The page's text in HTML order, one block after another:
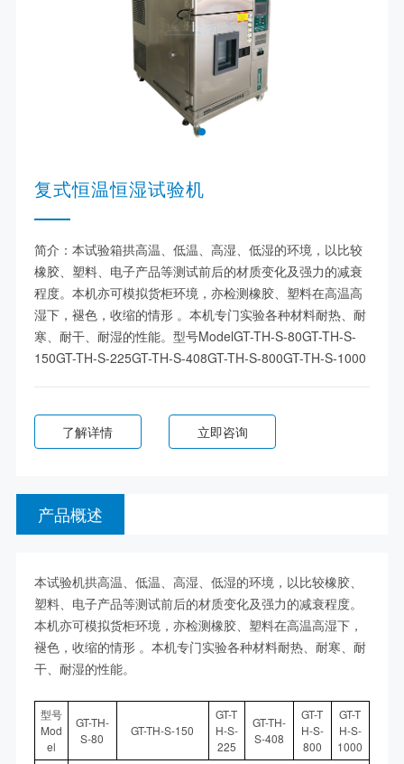
复式恒温恒湿试验机
简介：本试验箱拱高温、低温、高湿、低湿的环境，以比较
橡胶、塑料、电子产品等测试前后的材质变化及强力的减衰
程度。本机亦可模拟货柜环境，亦检测橡胶、塑料在高温高
湿下，褪色，收缩的情形 。本机专门实验各种材料耐热、耐
寒、耐干、耐湿的性能。型号ModelGT-TH-S-80GT-TH-S-
150GT-TH-S-225GT-TH-S-408GT-TH-S-800GT-TH-S-1000
了解详情 立即咨询
产品概述
本试验机拱高温、低温、高湿、低湿的环境，以比较橡胶、
塑料、电子产品等测试前后的材质变化及强力的减衰程度。
本机亦可模拟货柜环境，亦检测橡胶、塑料在高温高湿下，
褪色，收缩的情形 。本机专门实验各种材料耐热、耐寒、耐
干、耐湿的性能。
型号
Mod
el
GT-TH-
S-80
GT-TH-S-150
GT-T
H-S-
225
GT-TH-
S-408
GT-T
H-S-
800
GT-T
H-S-
1000